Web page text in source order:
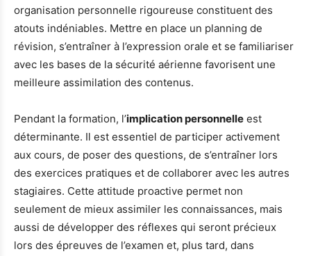
organisation personnelle rigoureuse constituent des
atouts indéniables. Mettre en place un planning de
révision, s’entraîner à l’expression orale et se familiariser
avec les bases de la sécurité aérienne favorisent une
meilleure assimilation des contenus.
Pendant la formation, l’implication personnelle est
déterminante. Il est essentiel de participer activement
aux cours, de poser des questions, de s’entraîner lors
des exercices pratiques et de collaborer avec les autres
stagiaires. Cette attitude proactive permet non
seulement de mieux assimiler les connaissances, mais
aussi de développer des réflexes qui seront précieux
lors des épreuves de l’examen et, plus tard, dans